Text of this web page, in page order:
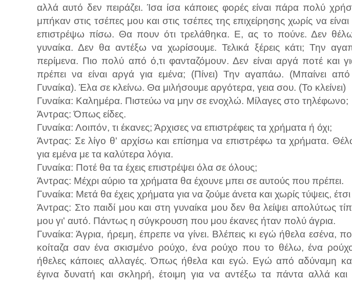
αλλά αυτό δεν πειράζει. Ίσα ίσα κάποιες φορές είναι πάρα πολύ
μπήκαν στις τσέπες μου και στις τσέπες της επιχείρησης χωρίς να
επιστρέψω πίσω. Θα πουν ότι τρελάθηκα. Ε, ας το πούνε. Δεν
γυναίκα. Δεν θα αντέξω να χωρίσουμε. Τελικά ξέρεις κάτι; Την
περίμενα. Πιο πολύ από ό,τι φανταζόμουν. Δεν είναι αργά ποτέ και
πρέπει να είναι αργά για εμένα; (Πίνει) Την αγαπάω. (Μπαίνει
Γυναίκα). Έλα σε κλείνω. Θα μιλήσουμε αργότερα, γεια σου. (Το κλείνει)
Γυναίκα: Καλημέρα. Πιστεύω να μην σε ενοχλώ. Μίλαγες στο τηλέφωνο;
Άντρας: Όπως είδες.
Γυναίκα: Λοιπόν, τι έκανες; Άρχισες να επιστρέφεις τα χρήματα ή όχι;
Άντρας: Σε λίγο θ' αρχίσω και επίσημα να επιστρέφω τα χρήματα.
για εμένα με τα καλύτερα λόγια.
Γυναίκα: Ποτέ θα τα έχεις επιστρέψει όλα σε όλους;
Άντρας: Μέχρι αύριο τα χρήματα θα έχουνε μπει σε αυτούς που πρέπει.
Γυναίκα: Μετά θα έχεις χρήματα για να ζούμε άνετα και χωρίς τύψεις, έτσι
Άντρας: Στο παιδί μου και στη γυναίκα μου δεν θα λείψει απολύτως
μου γι' αυτό. Πάντως η σύγκρουση που μου έκανες ήταν πολύ άγρια.
Γυναίκα: Άγρια, ήρεμη, έπρεπε να γίνει. Βλέπεις κι εγώ ήθελα εσένα,
κοίταζα σαν ένα σκισμένο ρούχο, ένα ρούχο που το θέλω, ένα
ήθελες κάποιες αλλαγές. Όπως ήθελα και εγώ. Εγώ από αδύναμη
έγινα δυνατή και σκληρή, έτοιμη για να αντέξω τα πάντα αλλά